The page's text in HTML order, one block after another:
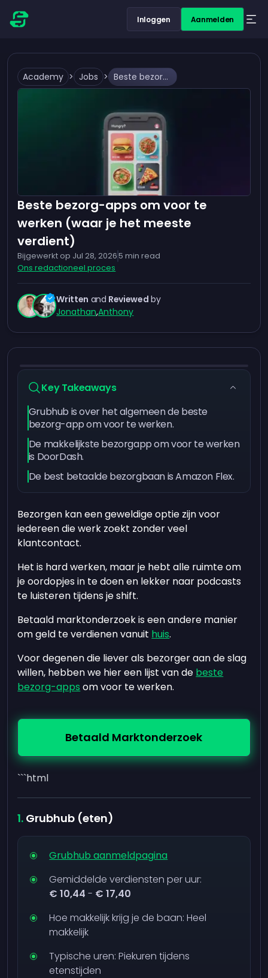
Inloggen Aanmelden
Academy > Jobs > Beste bezorg-apps om voor te werken (waar je het meeste verdient)
Beste bezorg-apps om voor te
werken (waar je het meeste
verdient)
Bijgewerkt op Jul 28, 20265 min read
Ons redactioneel proces
Written and Reviewed by
Jonathan,Anthony
Key Takeaways
Grubhub is over het algemeen de beste
bezorg-app om voor te werken.
De makkelijkste bezorgapp om voor te werken
is DoorDash.
De best betaalde bezorgbaan is Amazon Flex.
Bezorgen kan een geweldige optie zijn voor
iedereen die werk zoekt zonder veel
klantcontact.
Het is hard werken, maar je hebt alle ruimte om
je oordopjes in te doen en lekker naar podcasts
te luisteren tijdens je shift.
Betaald marktonderzoek is een andere manier
om geld te verdienen vanuit huis.
Voor degenen die liever als bezorger aan de slag
willen, hebben we hier een lijst van de beste
bezorg-apps om voor te werken.
Betaald Marktonderzoek
```html
Grubhub (eten)
Grubhub aanmeldpagina
Gemiddelde verdiensten per uur:
€ 10,44 - € 17,40
Hoe makkelijk krijg je de baan: Heel
makkelijk
Typische uren: Piekuren tijdens
etenstijden